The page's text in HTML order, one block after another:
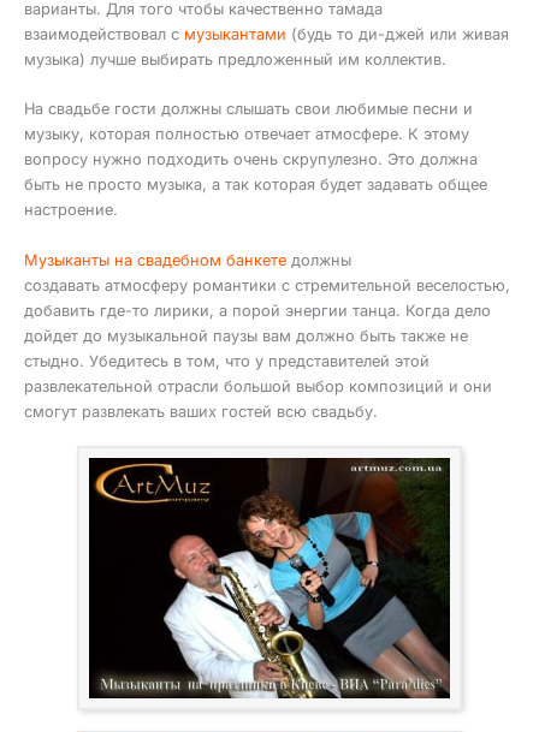
варианты. Для того чтобы качественно тамада
взаимодействовал с музыкантами (будь то ди-джей или живая
музыка) лучше выбирать предложенный им коллектив.
На свадьбе гости должны слышать свои любимые песни и
музыку, которая полностью отвечает атмосфере. К этому
вопросу нужно подходить очень скрупулезно. Это должна
быть не просто музыка, а так которая будет задавать общее
настроение.
Музыканты на свадебном банкете должны
создавать атмосферу романтики с стремительной веселостью,
добавить где-то лирики, а порой энергии танца. Когда дело
дойдет до музыкальной паузы вам должно быть также не
стыдно. Убедитесь в том, что у представителей этой
развлекательной отрасли большой выбор композиций и они
смогут развлекать ваших гостей всю свадьбу.